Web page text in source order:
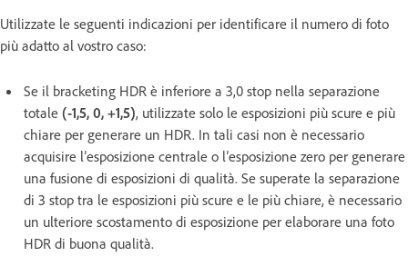
Utilizzate le seguenti indicazioni per identificare il numero di foto
più adatto al vostro caso:
Se il bracketing HDR è inferiore a 3,0 stop nella separazione
totale (-1,5, 0, +1,5), utilizzate solo le esposizioni più scure e più
chiare per generare un HDR. In tali casi non è necessario
acquisire l’esposizione centrale o l’esposizione zero per generare
una fusione di esposizioni di qualità. Se superate la separazione
di 3 stop tra le esposizioni più scure e le più chiare, è necessario
un ulteriore scostamento di esposizione per elaborare una foto
HDR di buona qualità.